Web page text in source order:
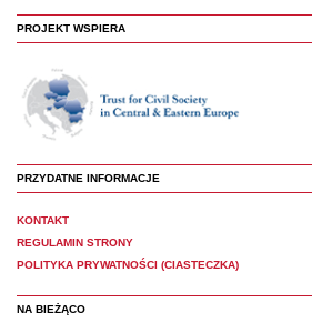
PROJEKT WSPIERA
PRZYDATNE INFORMACJE
KONTAKT
REGULAMIN STRONY
POLITYKA PRYWATNOŚCI (CIASTECZKA)
NA BIEŻĄCO